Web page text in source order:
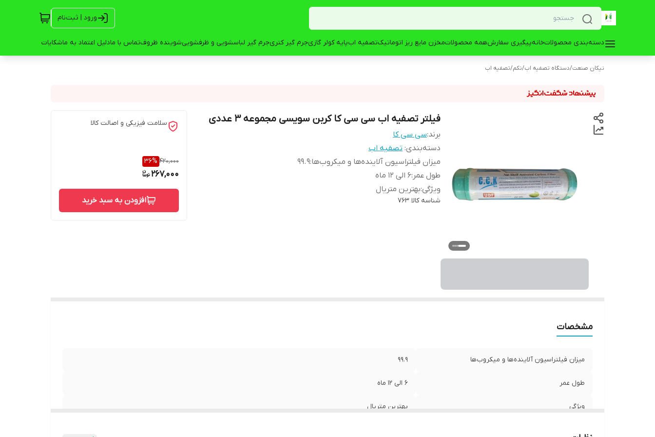
ورود | ثبت‌نام
دسته‌بندی محصولاتخانهپیگیری سفارشهمه محصولاتمخزن مایع ریز اتوماتیکتصفیه ابپایه کولر گازیجرم گیر کتریجرم گیر لباسشویی و ظرفشوییشوینده ظروفتماس با مادلیل اعتماد به ماشکایات
نیکان صنعت/دستگاه تصفیه اب/نکم/تصفیه اب
فیلتر تصفیه اب سی سی کا کربن سویسی مجموعه ۳ عددی
برند:سی سی کا
دسته‌بندی: تصفیه اب
میزان فیلتراسیون آلاینده‌ها و میکروب‌ها:۹۹.۹
طول عمر :۶ الی ۱۲ ماه
ویژگی:بهترین متریال
شناسه کالا ۷۶۳
سلامت فیزیکی و اصالت کالا
420,000
36%
267,000
افزودن به سبد خرید
مشخصات
میزان فیلتراسیون آلاینده‌ها و میکروب‌ها ۹۹.۹
طول عمر ۶ الی ۱۲ ماه
ویژگی بهترین متریال